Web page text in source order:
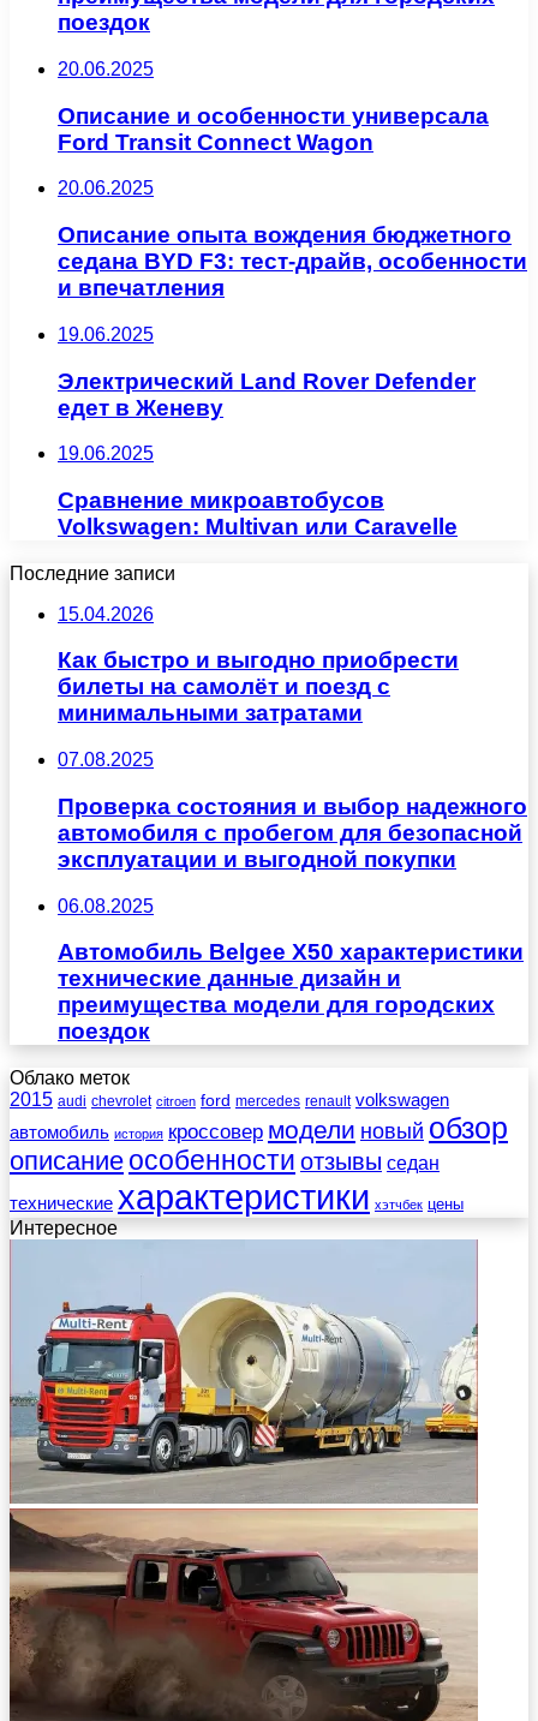
поездок
20.06.2025
Описание и особенности универсала
Ford Transit Connect Wagon
20.06.2025
Описание опыта вождения бюджетного
седана BYD F3: тест-драйв, особенности
и впечатления
19.06.2025
Электрический Land Rover Defender
едет в Женеву
19.06.2025
Сравнение микроавтобусов
Volkswagen: Multivan или Caravelle
Последние записи
15.04.2026
Как быстро и выгодно приобрести
билеты на самолёт и поезд с
минимальными затратами
07.08.2025
Проверка состояния и выбор надежного
автомобиля с пробегом для безопасной
эксплуатации и выгодной покупки
06.08.2025
Автомобиль Belgee X50 характеристики
технические данные дизайн и
преимущества модели для городских
поездок
Облако меток
2015 audi chevrolet citroen ford mercedes renault volkswagen
автомобиль история кроссовер модели новый обзор
описание особенности отзывы седан
технические характеристики хэтчбек цены
Интересное